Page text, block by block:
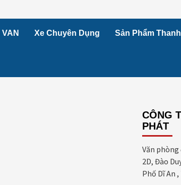
Xe Chuyên Dụng Sản Phẩm
CÔNG
PHÁT
Văn phòng
2D, Đào
Phố Dĩ An